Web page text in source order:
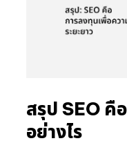
สรุป SEO คื
อย่างไร